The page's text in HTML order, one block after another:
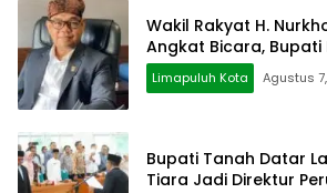
Wakil Rakyat H.
Angkat Bicara, Bupati
Limapuluh Kota Agustus
Bupati Tanah Datar
Tiara Jadi Direktur